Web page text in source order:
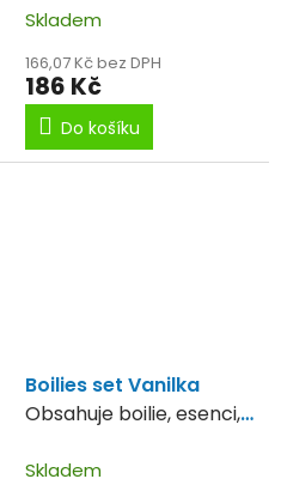
Skladem
166,07 Kč bez DPH
186 Kč
Do košíku
Boilies set Vanilka
Obsahuje boilie, esenci,
Skladem